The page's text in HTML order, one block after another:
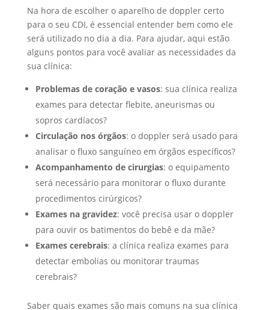
Na hora de escolher o aparelho de doppler certo
para o seu CDI, é essencial entender bem como ele
será utilizado no dia a dia. Para ajudar, aqui estão
alguns pontos para você avaliar as necessidades da
sua clínica:
Problemas de coração e vasos: sua clínica realiza
exames para detectar flebite, aneurismas ou
sopros cardíacos?
Circulação nos órgãos: o doppler será usado para
analisar o fluxo sanguíneo em órgãos específicos?
Acompanhamento de cirurgias: o equipamento
será necessário para monitorar o fluxo durante
procedimentos cirúrgicos?
Exames na gravidez: você precisa usar o doppler
para ouvir os batimentos do bebê e da mãe?
Exames cerebrais: a clínica realiza exames para
detectar embolias ou monitorar traumas
cerebrais?
Saber quais exames são mais comuns na sua clínica